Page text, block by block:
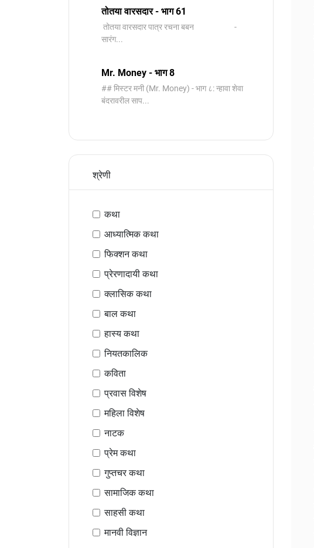
तोतया वारसदार - भाग 61
तोतया वारसदार पात्र रचना बबन -
सारंग...
Mr. Money - भाग 8
## मिस्टर मनी (Mr. Money) - भाग ८: न्हावा शेवा
बंदरावरील साप...
श्रेणी
कथा
आध्यात्मिक कथा
फिक्शन कथा
प्रेरणादायी कथा
क्लासिक कथा
बाल कथा
हास्य कथा
नियतकालिक
कविता
प्रवास विशेष
महिला विशेष
नाटक
प्रेम कथा
गुप्तचर कथा
सामाजिक कथा
साहसी कथा
मानवी विज्ञान